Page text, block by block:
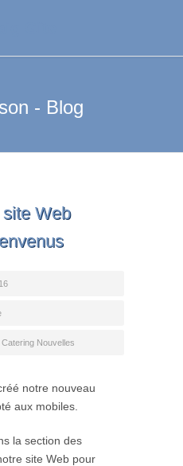
- Blog
Web
Nouvelles
notre nouveau
aux mobiles.
la section des
site Web pour